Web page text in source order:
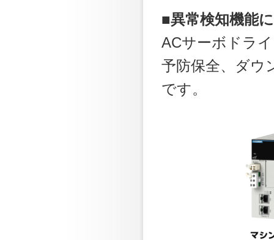
■異常検知機能
ACサーボドラ
予防保全、ダウ
です。